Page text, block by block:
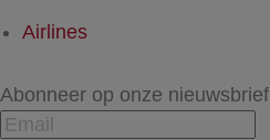
Airlines
Abonneer op onze nieuwsbrief